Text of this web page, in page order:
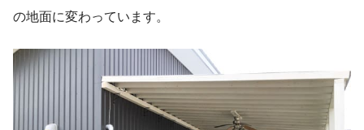
の地面に変わっています。